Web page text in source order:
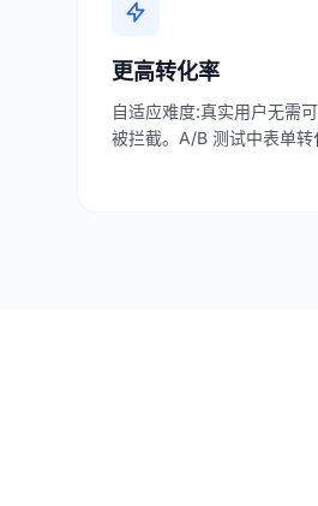
更高转化率
自适应难度:真实用户无需
被拦截。A/B 测试中表单转